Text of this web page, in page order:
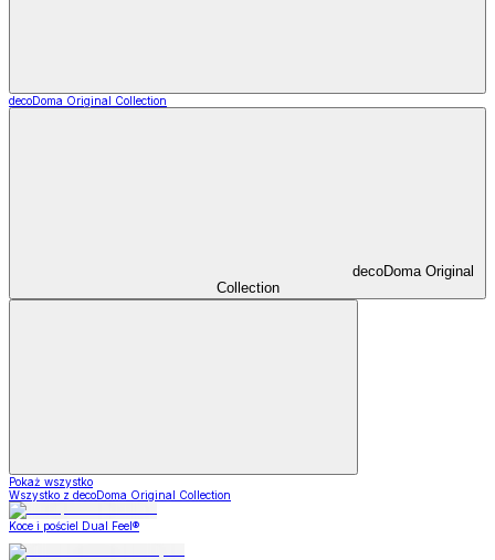
decoDoma Original Collection
decoDoma Original
Collection
Pokaż wszystko
Wszystko z decoDoma Original Collection
Koce i pościel Dual Feel®